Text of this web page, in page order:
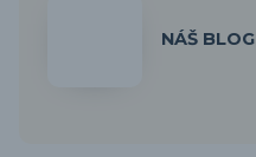
NÁŠ BLOG